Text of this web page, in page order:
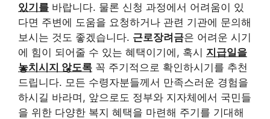
있기를 바랍니다. 물론 신청 과정에서 어려움이 있
다면 주변에 도움을 요청하거나 관련 기관에 문의해
보시는 것도 좋겠습니다. 근로장려금은 어려운 시기
에 힘이 되어줄 수 있는 혜택이기에, 혹시 지급일을
놓치시지 않도록 꼭 주기적으로 확인하시기를 추천
드립니다. 모든 수령자분들께서 만족스러운 경험을
하시길 바라며, 앞으로도 정부와 지자체에서 국민들
을 위한 다양한 복지 혜택을 마련해 주기를 기대해